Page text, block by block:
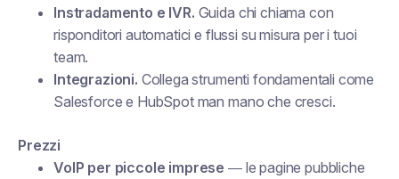
Instradamento e IVR. Guida chi chiama con
risponditori automatici e flussi su misura per i tuoi
team.
Integrazioni. Collega strumenti fondamentali come
Salesforce e HubSpot man mano che cresci.
Prezzi
VoIP per piccole imprese — le pagine pubbliche